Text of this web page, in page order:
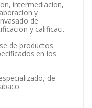
intermediacion,
y
de
y calificaci.
de productos
en los
de